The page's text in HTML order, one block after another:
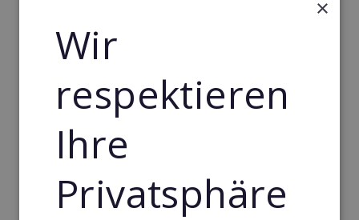
Zwei bis sechs Kunden trainieren gleichzeitig
unter der Anleitung eines lizenzierten Personal
entwickeltes Ernährungsprogramm unterstützt das
Training und verschafft so noch schnellere und
sichtbare Erfolge. Der körperliche
Ausgangszustand des Mitglieds dient hierbei als
angepasstes Ernährungscoaching.
×
Wir
respektieren
Ihre
Privatsphäre